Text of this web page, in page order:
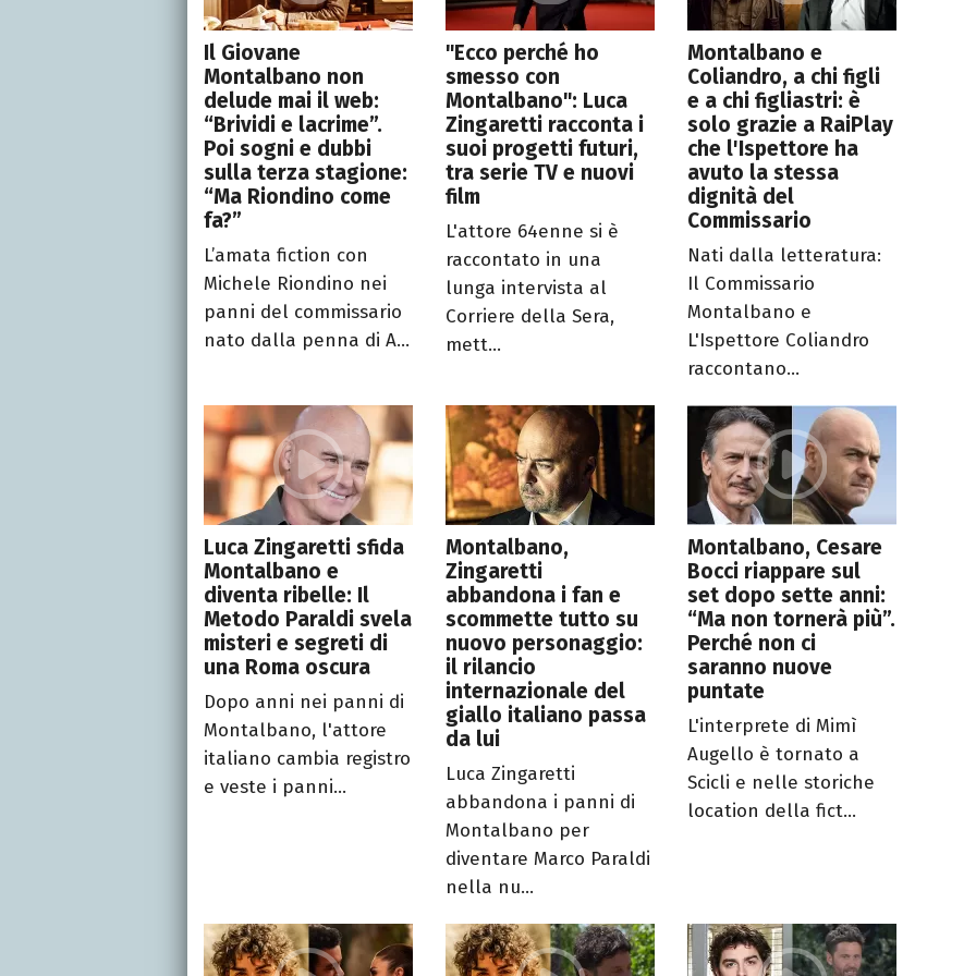
Il Giovane
Montalbano non
delude mai il web:
“Brividi e lacrime”.
Poi sogni e dubbi
sulla terza stagione:
“Ma Riondino come
fa?”
L’amata fiction con
Michele Riondino nei
panni del commissario
nato dalla penna di A...
"Ecco perché ho
smesso con
Montalbano": Luca
Zingaretti racconta i
suoi progetti futuri,
tra serie TV e nuovi
film
L'attore 64enne si è
raccontato in una
lunga intervista al
Corriere della Sera,
mett...
Montalbano e
Coliandro, a chi figli
e a chi figliastri: è
solo grazie a RaiPlay
che l'Ispettore ha
avuto la stessa
dignità del
Commissario
Nati dalla letteratura:
Il Commissario
Montalbano e
L'Ispettore Coliandro
raccontano...
Luca Zingaretti sfida
Montalbano e
diventa ribelle: Il
Metodo Paraldi svela
misteri e segreti di
una Roma oscura
Dopo anni nei panni di
Montalbano, l'attore
italiano cambia registro
e veste i panni...
Montalbano,
Zingaretti
abbandona i fan e
scommette tutto su
nuovo personaggio:
il rilancio
internazionale del
giallo italiano passa
da lui
Luca Zingaretti
abbandona i panni di
Montalbano per
diventare Marco Paraldi
nella nu...
Montalbano, Cesare
Bocci riappare sul
set dopo sette anni:
“Ma non tornerà più”.
Perché non ci
saranno nuove
puntate
L'interprete di Mimì
Augello è tornato a
Scicli e nelle storiche
location della fict...